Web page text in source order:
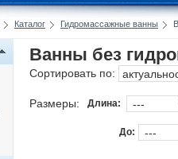
Каталог Гидромассажные ванны
Ванны без
Сортировать по:
Размеры: Длина:
До: